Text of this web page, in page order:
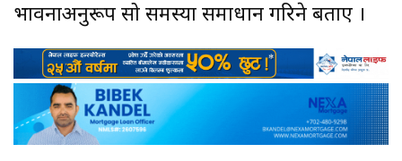
भावनाअनुरूप सो समस्या समाधान गरिने बताए ।